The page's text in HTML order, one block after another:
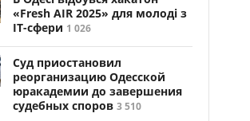
«Fresh AIR 2025» для молоді з
ІТ-сфери 1 026
Суд приостановил
реорганизацию Одесской
юракадемии до завершения
судебных споров 3 510